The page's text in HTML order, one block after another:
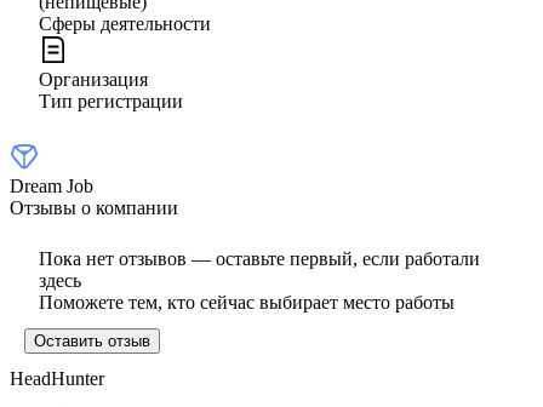
Сферы деятельности
Организация
Тип регистрации
Dream Job
Отзывы о компании
Пока нет отзывов — оставьте первый, если работали
здесь
Поможете тем, кто сейчас выбирает место работы
Оставить отзыв
HeadHunter